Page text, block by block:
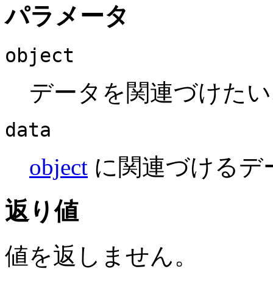
パラメータ
object
データを関連づけた
data
object に関連づけるデ
返り値
値を返しません。